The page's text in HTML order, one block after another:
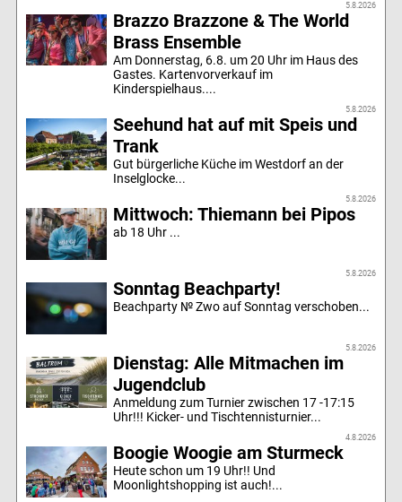
5.8.2026
Brazzo Brazzone & The World
Brass Ensemble
Am Donnerstag, 6.8. um 20 Uhr im Haus des
Gastes. Kartenvorverkauf im
Kinderspielhaus....
5.8.2026
Seehund hat auf mit Speis und
Trank
Gut bürgerliche Küche im Westdorf an der
Inselglocke...
5.8.2026
Mittwoch: Thiemann bei Pipos
ab 18 Uhr ...
5.8.2026
Sonntag Beachparty!
Beachparty № Zwo auf Sonntag verschoben...
5.8.2026
Dienstag: Alle Mitmachen im
Jugendclub
Anmeldung zum Turnier zwischen 17 -17:15
Uhr!!! Kicker- und Tischtennisturnier...
4.8.2026
Boogie Woogie am Sturmeck
Heute schon um 19 Uhr!! Und
Moonlightshopping ist auch!...